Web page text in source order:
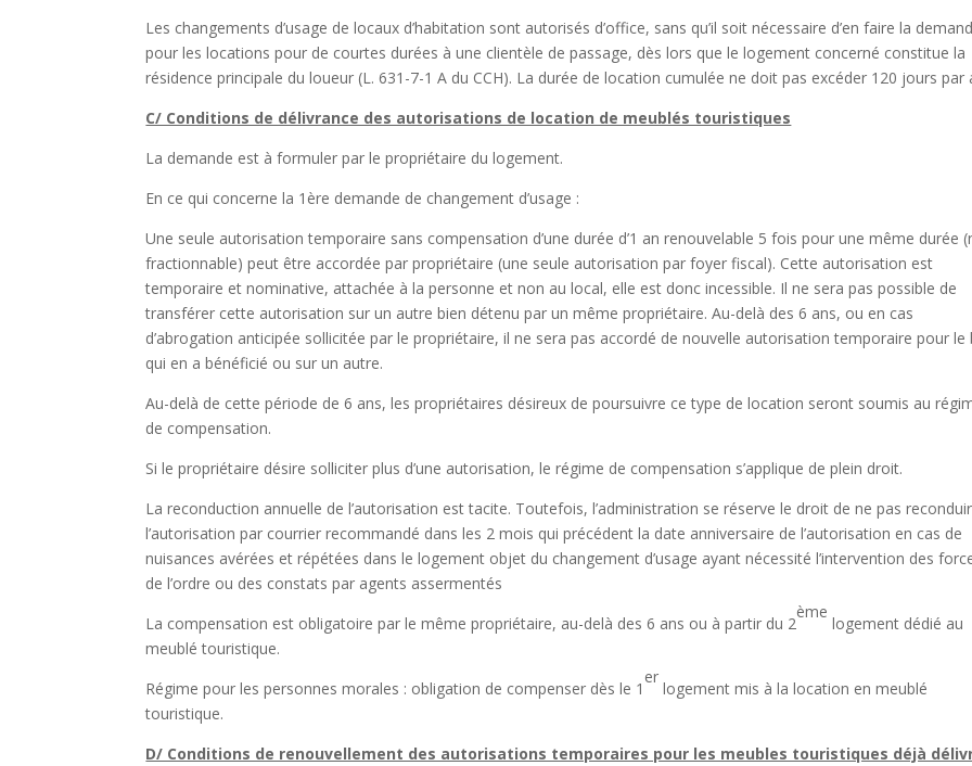
Les changements d’usage de locaux d’habitation sont autorisés d’office, sans qu’il soit nécessaire d’en faire la
pour les locations pour de courtes durées à une clientèle de passage, dès lors que le logement concerné constitue la
résidence principale du loueur (L. 631-7-1 A du CCH). La durée de location cumulée ne doit pas excéder 120 jours par
C/ Conditions de délivrance des autorisations de location de meublés touristiques
La demande est à formuler par le propriétaire du logement.
En ce qui concerne la 1ère demande de changement d’usage :
Une seule autorisation temporaire sans compensation d’une durée d’1 an renouvelable 5 fois pour une même durée
fractionnable) peut être accordée par propriétaire (une seule autorisation par foyer fiscal). Cette autorisation est
temporaire et nominative, attachée à la personne et non au local, elle est donc incessible. Il ne sera pas possible de
transférer cette autorisation sur un autre bien détenu par un même propriétaire. Au-delà des 6 ans, ou en cas
d’abrogation anticipée sollicitée par le propriétaire, il ne sera pas accordé de nouvelle autorisation temporaire pour le
qui en a bénéficié ou sur un autre.
Au-delà de cette période de 6 ans, les propriétaires désireux de poursuivre ce type de location seront soumis au
de compensation.
Si le propriétaire désire solliciter plus d’une autorisation, le régime de compensation s’applique de plein droit.
La reconduction annuelle de l’autorisation est tacite. Toutefois, l’administration se réserve le droit de ne pas
l’autorisation par courrier recommandé dans les 2 mois qui précédent la date anniversaire de l’autorisation en cas de
nuisances avérées et répétées dans le logement objet du changement d’usage ayant nécessité l’intervention des
de l’ordre ou des constats par agents assermentés
La compensation est obligatoire par le même propriétaire, au-delà des 6 ans ou à partir du 2
ème
logement dédié au
meublé touristique.
Régime pour les personnes morales : obligation de compenser dès le 1
er
logement mis à la location en meublé
touristique.
D/ Conditions de renouvellement des autorisations temporaires pour les meubles touristiques déjà